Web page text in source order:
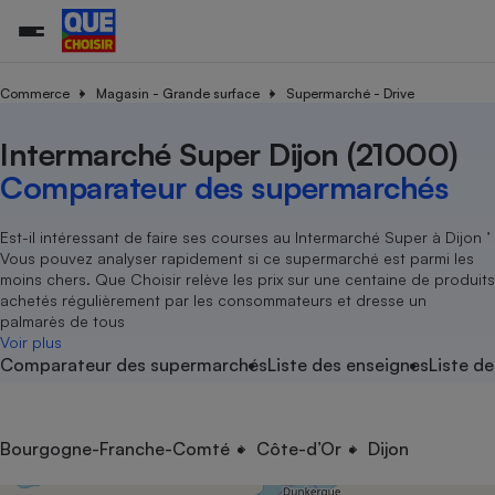
Commerce Magasin - Grande surface Supermarché - Drive
Intermarché Super Dijon (21000)
Comparateur des supermarchés
Est-il intéressant de faire ses courses au Intermarché Super à Dijon ’
Vous pouvez analyser rapidement si ce supermarché est parmi les
moins chers. Que Choisir relève les prix sur une centaine de produits
achetés régulièrement par les consommateurs et dresse un
palmarès de tous
Voir plus
Comparateur des supermarchésListe des enseignesListe
Bourgogne-Franche-Comté Côte-d’Or Dijon
Additifs
Nutrition
Assurance auto
Magasin - Grande surface
Méthode de vente -
Organismes de défense
Système judiciairegratuit
Déchet
Achat - Vente - Travaux
Location
Sport
électrique
Démarche administrative
Senior
Service marchand
Train
Transport aérien
Toutes les actualités
Enquêtes
Guides d'achat
Conseils
Brèves
Tous les services
Soumettre un litige
Lettres types
Rencontrer une association locale
Tous nos combats
Nos actions
Nos grandes victoires
Les billets de la présidente
Nos associations locales
Nous rejoindre
En savoir plus sur Que Choisir Ensemble
?
L’association
Nos missions
Notre méthodologie
Notre financement
Nos partenaires
Nous rejoindre